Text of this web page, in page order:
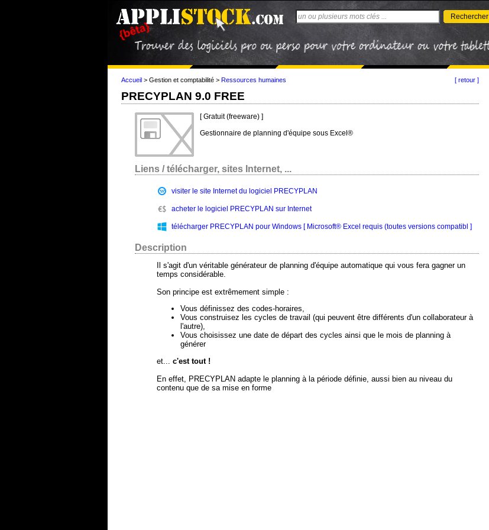
Rechercher
Accueil > Gestion et comptabilité > Ressources humaines [ retour ]
PRECYPLAN 9.0 FREE
[ Gratuit (freeware) ]
Gestionnaire de planning d'équipe sous Excel®
Liens / télécharger, sites Internet, ...
visiter le site Internet du logiciel PRECYPLAN
acheter le logiciel PRECYPLAN sur Internet
télécharger PRECYPLAN pour Windows [ Microsoft® Excel requis (toutes versions compatibl ]
Description
Il s'agit d'un véritable générateur de planning d'équipe automatique qui vous fera gagner un
temps considérable.
Son principe est extrêmement simple :
Vous définissez des codes-horaires,
Vous construisez les cycles de travail (qui peuvent être différents d'un collaborateur à
l'autre),
Vous choisissez une date de départ des cycles ainsi que le mois de planning à
générer
et... c'est tout !
En effet, PRECYPLAN adapte le planning à la période définie, aussi bien au niveau du
contenu que de sa mise en forme